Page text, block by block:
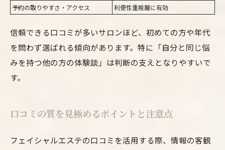
予約の取りやすさ・アクセス
利便性重視層に有効
信頼できる口コミが多いサロンほど、初めての方や年代
を問わず選ばれる傾向があります。特に「自分と同じ悩
みを持つ他の方の体験談」は判断の支えとなりやすいで
す。
口コミの質を見極めるポイントと注意点
フェイシャルエステの口コミを活用する際、情報の客観